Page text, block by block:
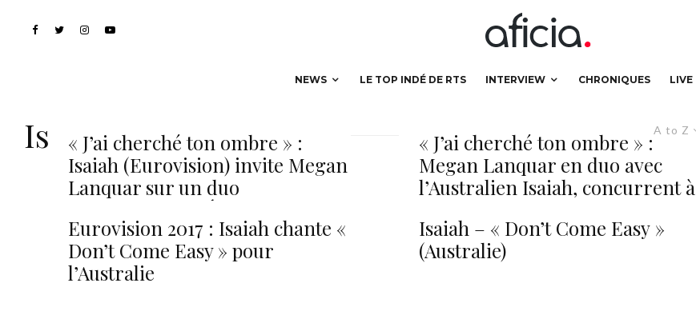
NEWS LE TOP INDÉ DE RTS INTERVIEW CHRONIQUES LIVE
A to Z
Isaiah« J’ai cherché ton ombre » :
Isaiah (Eurovision) invite Megan
Lanquar sur un duo
radiophonique. Écoutez !
Eurovision 2017 : Isaiah chante «
Don’t Come Easy » pour
l’Australie
« J’ai cherché ton ombre » :
Megan Lanquar en duo avec
l’Australien Isaiah, concurrent à
Isaiah – « Don’t Come Easy »
(Australie)